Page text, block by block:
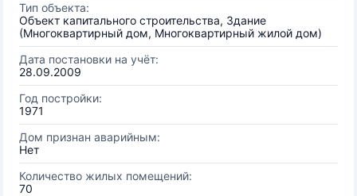
Тип объекта:
Объект капитального строительства, Здание
(Многоквартирный дом, Многоквартирный жилой дом)
Дата постановки на учёт:
28.09.2009
Год постройки:
1971
Дом признан аварийным:
Нет
Количество жилых помещений:
70